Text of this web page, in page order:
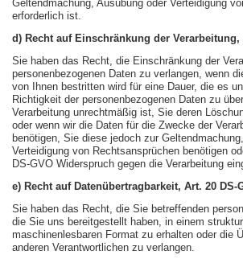
Geltendmachung, Ausübung oder Verteidigung
erforderlich ist.
d) Recht auf Einschränkung der Verarbeitung,
Sie haben das Recht, die Einschränkung der
personenbezogenen Daten zu verlangen, wenn
von Ihnen bestritten wird für eine Dauer, die es
Richtigkeit der personenbezogenen Daten zu
Verarbeitung unrechtmäßig ist, Sie deren
oder wenn wir die Daten für die Zwecke der
benötigen, Sie diese jedoch zur
Verteidigung von Rechtsansprüchen benötigen
DS-GVO Widerspruch gegen die Verarbeitung
e) Recht auf Datenübertragbarkeit, Art. 20 DS-
Sie haben das Recht, die Sie betreffenden
die Sie uns bereitgestellt haben, in einem
maschinenlesbaren Format zu erhalten oder die
anderen Verantwortlichen zu verlangen.